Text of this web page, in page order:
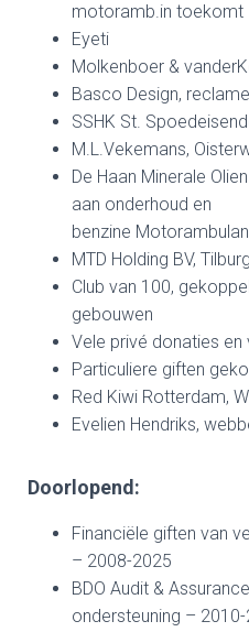
motoramb.in toekomt
Eyeti
Molkenboer &
Basco Design,
SSHK St.
M.L.Vekemans,
De Haan Minerale
aan onderhoud en
benzine
MTD Holding BV, Tilburg
Club van 100,
gebouwen
Vele privé donaties
Particuliere giften
Red Kiwi Rotterdam,
Evelien Hendriks,
Doorlopend:
Financiële giften van
– 2008-2025
BDO Audit &
ondersteuning –